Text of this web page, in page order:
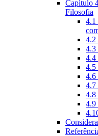
Capítulo
Filosofia
4.1
4.2
4.3
4.4
4.5
4.6
4.7
4.8
4.9